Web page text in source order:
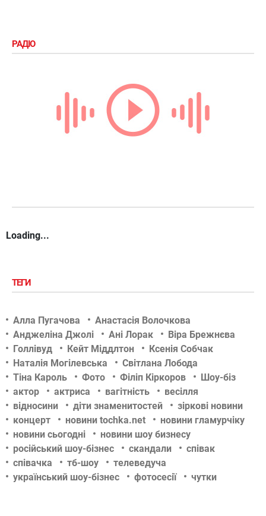
РАДІО
Loading...
ТЕГИ
Алла Пугачова
Анастасія Волочкова
Анджеліна Джолі
Ані Лорак
Віра Брежнєва
Голлівуд
Кейт Міддлтон
Ксенія Собчак
Наталія Могілевська
Світлана Лобода
Тіна Кароль
Фото Філіп Кіркоров
Шоу-біз
актор
актриса вагітність
весілля
відносини
діти знаменитостей
зіркові новини
концерт
новини tochka.net
новини гламурчіку
новини сьогодні
новини шоу бизнесу
російський шоу-бізнес
скандали
співак
співачка
тб-шоу
телеведуча
український шоу-бізнес
фотосесії чутки